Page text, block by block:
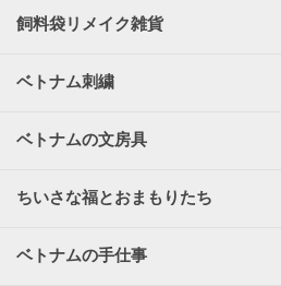
飼料袋リメイク雑貨
ベトナム刺繍
ベトナムの文房具
ちいさな福とおまもりたち
ベトナムの手仕事